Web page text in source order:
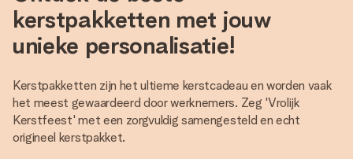
kerstpakketten met jouw
unieke personalisatie!
Kerstpakketten zijn het ultieme kerstcadeau en worden vaak
het meest gewaardeerd door werknemers. Zeg 'Vrolijk
Kerstfeest' met een zorgvuldig samengesteld en echt
origineel kerstpakket.